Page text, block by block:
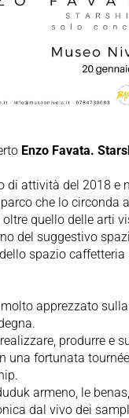
Enzo Favata.
di attività del 2018 e
che lo circonda
quello delle arti
del suggestivo
spazio caffetteria
apprezzato
produrre e
una fortunata
armeno, le
dal vivo dei